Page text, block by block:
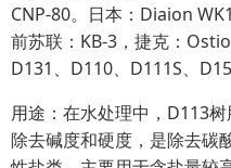
CNP-80。日本：Diaion
前苏联：KB-3，捷克：
D131、D110、D111S、
用途：在水处理中，D113
除去碱度和硬度，是除去碳